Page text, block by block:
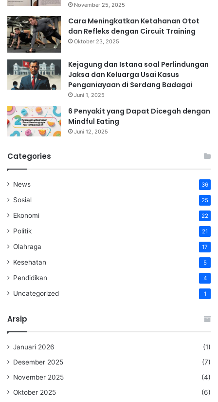
November 25, 2025
Cara Meningkatkan Ketahanan Otot
dan Refleks dengan Circuit Training
Oktober 23, 2025
Kejagung dan Istana soal Perlindungan
Jaksa dan Keluarga Usai Kasus
Penganiayaan di Serdang Badagai
Juni 1, 2025
6 Penyakit yang Dapat Dicegah dengan
Mindful Eating
Juni 12, 2025
Categories
News 36
Sosial 25
Ekonomi 22
Politik 21
Olahraga 17
Kesehatan 5
Pendidikan 4
Uncategorized 1
Arsip
Januari 2026
(1)
Desember 2025
(7)
November 2025
(4)
Oktober 2025
(6)